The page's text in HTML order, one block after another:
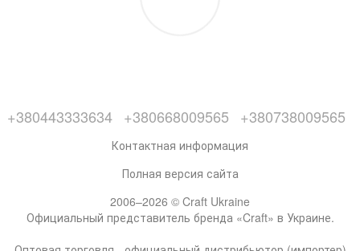
+380443333634 +380668009565 +380738009565
Контактная информация
Полная версия сайта
2006–2026 © Craft Ukraine
Официальный представитель бренда «Craft» в Украине.